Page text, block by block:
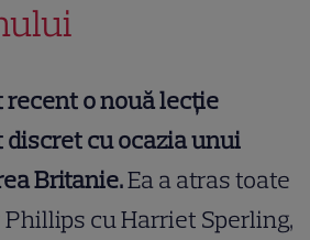
recent o nouă lecție
cu ocazia unui
Britanie.Ea a atras toate
cu Harriet Sperling,